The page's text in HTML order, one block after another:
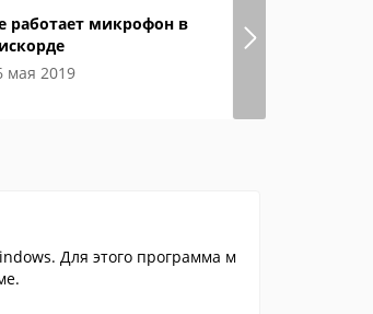
работает микрофон в
мая 2019
Для этого программа м